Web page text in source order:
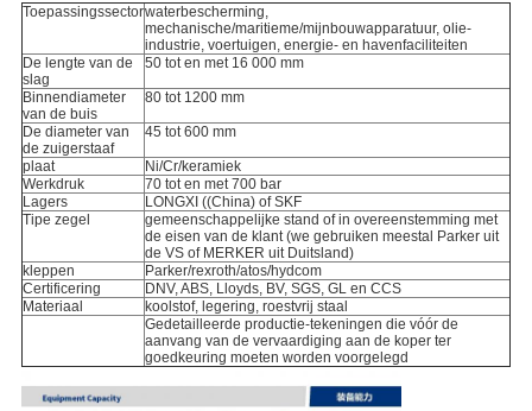
Toepassingssectorwaterbescherming,
mechanische/maritieme/mijnbouwapparatuur, olie-
industrie, voertuigen, energie- en havenfaciliteiten
De lengte van de
slag
50 tot en met 16 000 mm
Binnendiameter
van de buis
80 tot 1200 mm
De diameter van
de zuigerstaaf
45 tot 600 mm
plaat
Ni/Cr/keramiek
Werkdruk
70 tot en met 700 bar
Lagers
LONGXI ((China) of SKF
Tipe zegel
gemeenschappelijke stand of in overeenstemming met
de eisen van de klant (we gebruiken meestal Parker uit
de VS of MERKER uit Duitsland)
kleppen
Parker/rexroth/atos/hydcom
Certificering
DNV, ABS, Lloyds, BV, SGS, GL en CCS
Materiaal
koolstof, legering, roestvrij staal
Gedetailleerde productie-tekeningen die vóór de
aanvang van de vervaardiging aan de koper ter
goedkeuring moeten worden voorgelegd